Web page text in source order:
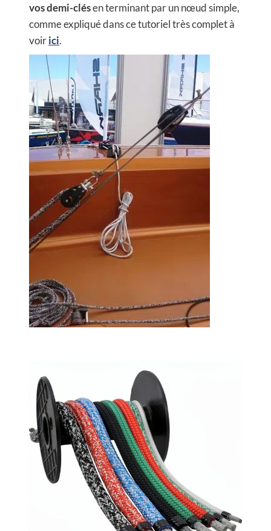
vos demi-clésen terminant par un nœud simple,
comme expliqué dans ce tutoriel très complet à
voirici.